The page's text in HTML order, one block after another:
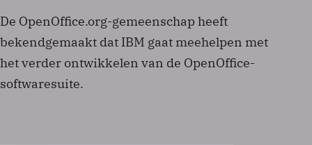
De OpenOffice.org-gemeenschap heeft
bekendgemaakt dat IBM gaat meehelpen met
het verder ontwikkelen van de OpenOffice-
softwaresuite.